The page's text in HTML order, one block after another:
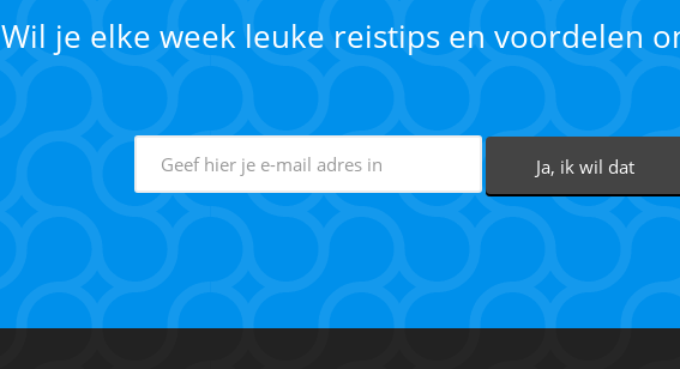
Wil je elke week leuke reistips en voordelen